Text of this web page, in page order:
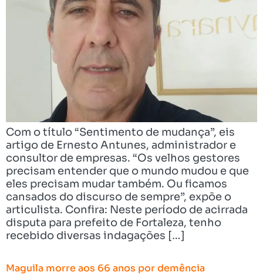
Com o título “Sentimento de mudança”, eis
artigo de Ernesto Antunes, administrador e
consultor de empresas. “Os velhos gestores
precisam entender que o mundo mudou e que
eles precisam mudar também. Ou ficamos
cansados do discurso de sempre”, expõe o
articulista. Confira: Neste período de acirrada
disputa para prefeito de Fortaleza, tenho
recebido diversas indagações […]
Maguila morre aos 66 anos por demência